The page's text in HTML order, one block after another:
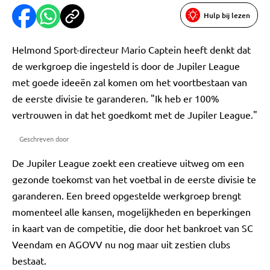
Hulp bij lezen
Helmond Sport-directeur Mario Captein heeft denkt dat
de werkgroep die ingesteld is door de Jupiler League
met goede ideeën zal komen om het voortbestaan van
de eerste divisie te garanderen. "Ik heb er 100%
vertrouwen in dat het goedkomt met de Jupiler League."
Geschreven door
De Jupiler League zoekt een creatieve uitweg om een
gezonde toekomst van het voetbal in de eerste divisie te
garanderen. Een breed opgestelde werkgroep brengt
momenteel alle kansen, mogelijkheden en beperkingen
in kaart van de competitie, die door het bankroet van SC
Veendam en AGOVV nu nog maar uit zestien clubs
bestaat.